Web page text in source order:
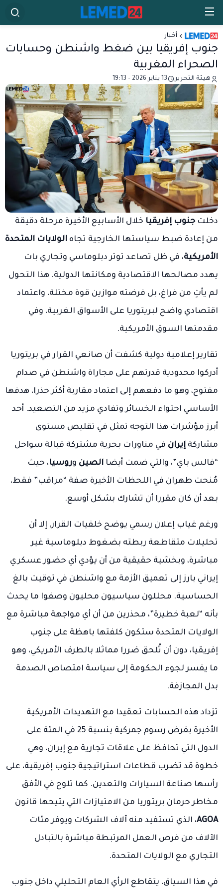
أخبار
جنوب إفريقيا بين ضغط واشنطن وحسابات
الصحراء المغربية
هيئة التحرير 13 يناير 2026 - 19:13
دخلتجنوب إفريقيا خلال الأسابيع الأخيرة مرحلة دقيقة
من إعادة ضبط سياستها الخارجية تجاه الولايات المتحدة
الأمريكية، في ظل تصاعد توتر دبلوماسي وتجاري بات
يهدد مصالحها الاقتصادية ومكانتها الدولية. هذا التحول
لم يأتِ من فراغ، بل فرضته موازين قوة مختلة، واعتماد
اقتصادي واضح لبريتوريا على الأسواق الغربية، وفي
مقدمتها السوق الأمريكية.
تقارير إعلامية دولية كشفت أن صانعي القرار في بريتوريا
أدركوا محدودية قدرتهم على مجاراة واشنطن في صدام
مفتوح، وهو ما دفعهم إلى اعتماد مقاربة أكثر حذرا، هدفها
الأساسي احتواء الخسائر وتفادي مزيد من التصعيد. أحد
أبرز مؤشرات هذا التوجه تمثل في تقليص مستوى
مشاركة إيران في مناورات بحرية مشتركة قبالة سواحل
“فالس باي”، والتي ضمت أيضا الصين وروسيا، حيث
مُنحت طهران في اللحظات الأخيرة صفة “مراقب” فقط،
بعد أن كان مقررا أن تشارك بشكل أوسع.
ورغم غياب إعلان رسمي يوضح خلفيات القرار، إلا أن
تحليلات متقاطعة ربطته بضغوط دبلوماسية غير
مباشرة، وبخشية حقيقية من أن يؤدي أي حضور عسكري
إيراني بارز إلى تعميق الأزمة مع واشنطن في توقيت بالغ
الحساسية. محللون سياسيون محليون وصفوا ما يحدث
بأنه “لعبة خطيرة”، محذرين من أن أي مواجهة مباشرة مع
الولايات المتحدة ستكون كلفتها باهظة على جنوب
إفريقيا، دون أن تُلحق ضررا مماثلا بالطرف الأمريكي، وهو
ما يفسر لجوء الحكومة إلى سياسة امتصاص الصدمة
بدل المجازفة.
تزداد هذه الحسابات تعقيدا مع التهديدات الأمريكية
الأخيرة بفرض رسوم جمركية بنسبة 25 في المئة على
الدول التي تحافظ على علاقات تجارية مع إيران، وهي
خطوة قد تضرب قطاعات استراتيجية جنوب إفريقية، على
رأسها صناعة السيارات والتعدين. كما تلوح في الأفق
مخاطر حرمان بريتوريا من الامتيازات التي يتيحها قانون
AGOA، الذي تستفيد منه آلاف الشركات ويوفر مئات
الآلاف من فرص العمل المرتبطة مباشرة بالتبادل
التجاري مع الولايات المتحدة.
في هذا السياق، يتقاطع الرأي العام التحليلي داخل جنوب